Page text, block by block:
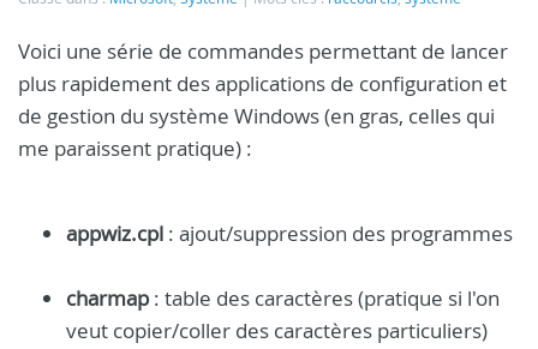
Voici une série de commandes permettant de lancer
plus rapidement des applications de configuration et
de gestion du système Windows (en gras, celles qui
me paraissent pratique) :
appwiz.cpl : ajout/suppression des programmes
charmap: table des caractères (pratique si l'on
veut copier/coller des caractères particuliers)